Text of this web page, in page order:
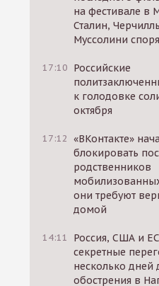
на фестивале в
Сталин,
Муссолини
17:10 Российские
к голодовке
октября
17:12 «ВКонтакте»
блокировать
родственников
они требуют
домой
14:11
Россия, США и
секретные
несколько дней
обострения в